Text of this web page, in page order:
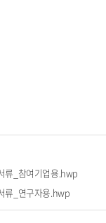
류_참여기업용.hwp
류_연구자용.hwp